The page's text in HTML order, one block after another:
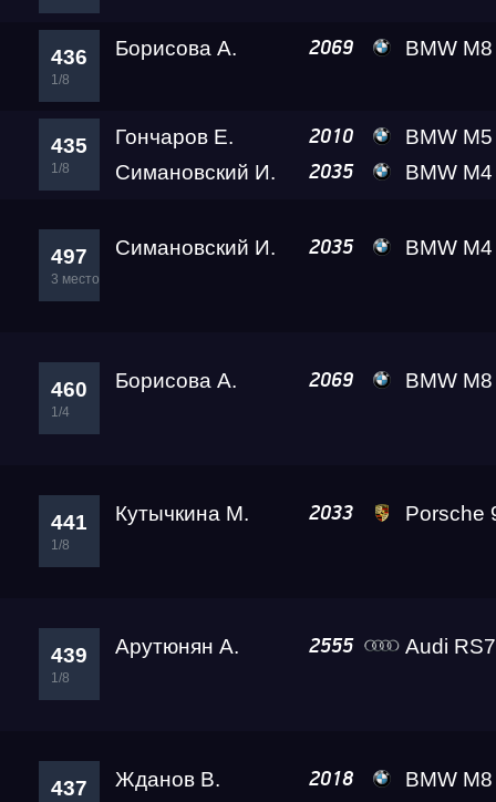
436
1/8
Борисова А. 2069 BMW M8 Gran Coupe
435
1/8
Гончаров Е. 2010
BMW M5
Симановский И.
2035 BMW M4 Crazy
497
3 место
Симановский И. 2035 BMW M4 Crazy
460
1/4
Борисова А. 2069 BMW M8 Gran Coupe
441
1/8
Кутычкина М. 2033 Porsche 911 Turbo
439
1/8
Арутюнян А. 2555 Audi
437 Жданов В. 2018 BMW M8